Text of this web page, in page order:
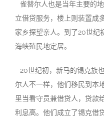
雀替尔人也是当年主要的
立借贷服务，楼上则装置成
家乡探望亲人。到了20世纪
海峡殖民地定居。
20世纪初，新马的锡克族
尔人不一样，他们移民到本
里当看守员兼借贷人，贷款
利息高。他们成立了锡克借